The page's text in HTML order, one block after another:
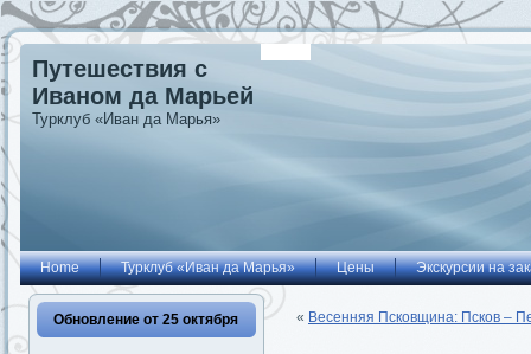
Путешествия с
Иваном да Марьей
Турклуб «Иван да Марья»
Home Турклуб «Иван да Марья» Цены Экскурсии на
Обновление от 25 октября « Весенняя Псковщина: Псков –